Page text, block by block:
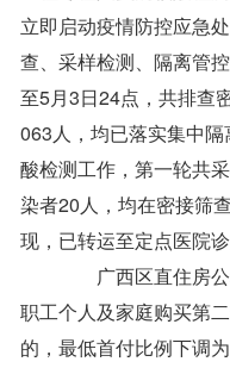
立即启动疫情防控应急
查、采样检测、隔离管
至5月3日24点，共排查
063人，均已落实集中
酸检测工作，第一轮共
染者20人，均在密接筛
现，已转运至定点医院诊
广西区直住房公
职工个人及家庭购买第
的，最低首付比例下调